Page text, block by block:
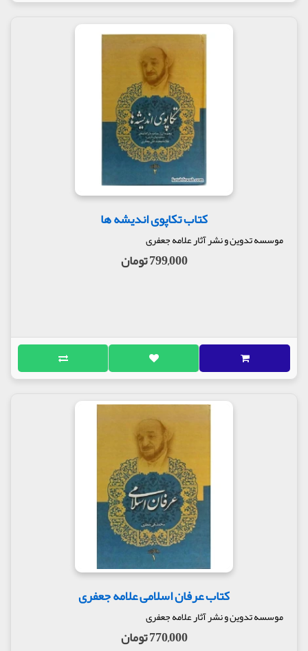
کتاب تکاپوی اندیشه ها
موسسه تدوین و نشر آثار علامه جعفری
799,000 تومان
کتاب عرفان اسلامی علامه جعفری
موسسه تدوین و نشر آثار علامه جعفری
770,000 تومان